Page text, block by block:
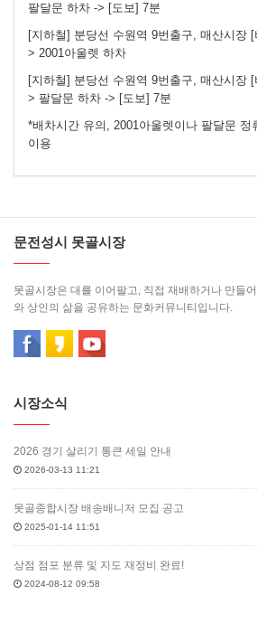
팔달문 하차 -> [도보] 7분
[지하철] 분당선 수원역 9번출구, 매산시장
> 2001아울렛 하차
[지하철] 분당선 수원역 9번출구, 매산시장
> 팔달문 하차 -> [도보] 7분
*배차시간 유의, 2001아울렛이나 팔달문 정
이용
문전성시 못골시장
못골시장은 대를 이어팔고, 직접 재배하거나 만들
와 상인의 삶을 공유하는 문화커뮤니티입니다.
시장소식
2026 경기 살리기 통큰 세일 안내
2026-03-13 11:21
못골종합시장 배송배니저 모집 공고
2025-01-14 11:51
상점 점포 분류 및 지도 재정비 완료!
2024-08-12 09:58